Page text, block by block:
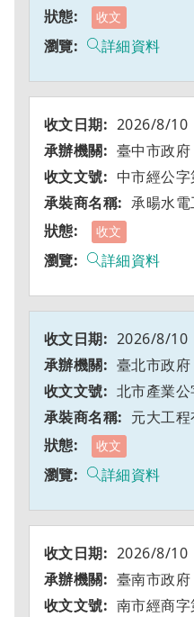
收文
詳細資料
2026/8/10
臺中市政府
中市經公
承暘水
收文
詳細資料
2026/8/10
臺北市政府
北市產業
元大工
收文
詳細資料
2026/8/10
臺南市政府
南市經商